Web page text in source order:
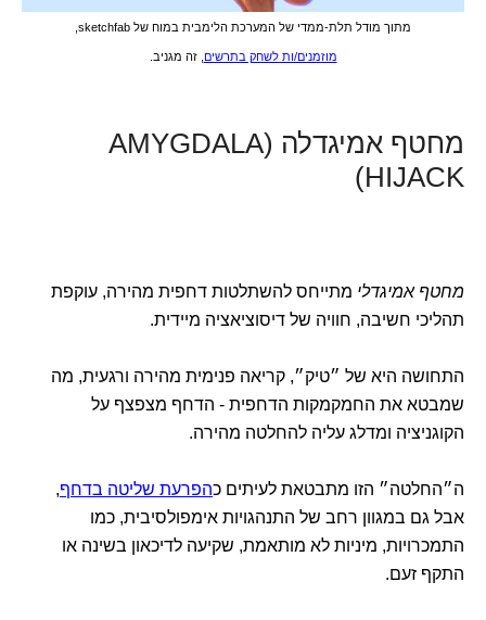
מתוך מודל תלת-ממדי של המערכת הלימבית במוח של sketchfab,
מוזמנים/ות לשחק בתרשים , זה מגניב.
מחטף אמיגדלה (AMYGDALA
HIJACK)
מחטף אמיגדלי מתייחס להשתלטות דחפית מהירה, עוקפת
תהליכי חשיבה, חוויה של דיסוציאציה מיידית.
התחושה היא של ״טיק״, קריאה פנימית מהירה ורגעית, מה
שמבטא את החמקמקות הדחפית - הדחף מצפצף על
הקוגניציה ומדלג עליה להחלטה מהירה.
ה״החלטה״ הזו מתבטאת לעיתים כהפרעת שליטה בדחף,
אבל גם במגוון רחב של התנהגויות אימפולסיבית, כמו
התמכרויות, מיניות לא מותאמת, שקיעה לדיכאון בשינה או
התקף זעם.